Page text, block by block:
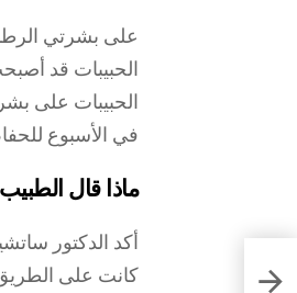
على بشرتي
الحبيبات قد
في الأسبوع
ماذا قال
أكد الدكتور
كانت على